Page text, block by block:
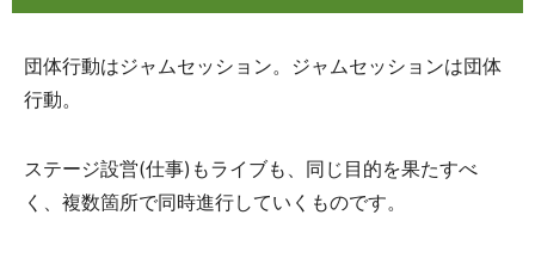
団体行動はジャムセッション。ジャムセッションは団体
行動。
ステージ設営(仕事)もライブも、同じ目的を果たすべ
く、複数箇所で同時進行していくものです。